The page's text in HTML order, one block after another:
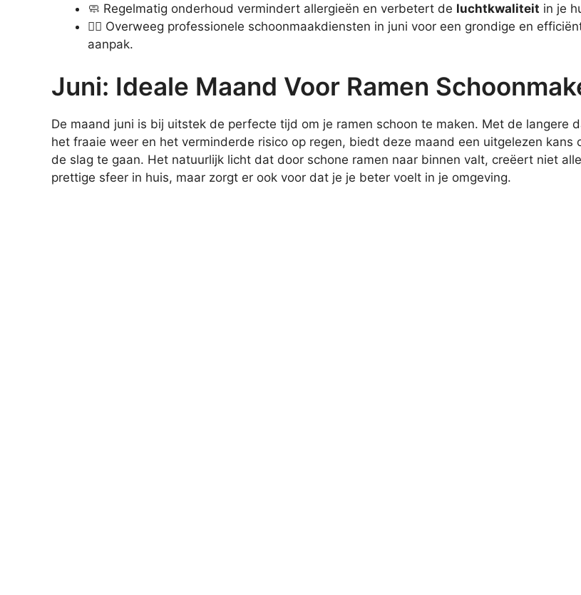
🧼 Regelmatig onderhoud vermindert allergieën en verbetert de luchtkwaliteit in je
👷‍♂️ Overweeg professionele schoonmaakdiensten in juni voor een grondige en
aanpak.
Juni: Ideale Maand Voor Ramen
De maand juni is bij uitstek de perfecte tijd om je ramen schoon te maken. Met de langere
het fraaie weer en het verminderde risico op regen, biedt deze maand een uitgelezen kans
de slag te gaan. Het natuurlijk licht dat door schone ramen naar binnen valt, creëert niet
prettige sfeer in huis, maar zorgt er ook voor dat je je beter voelt in je omgeving.